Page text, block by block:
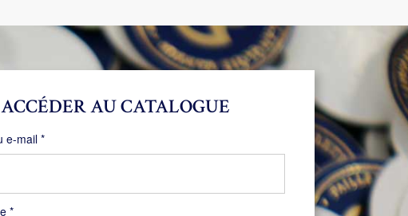
ACCÉDER AU CATALOGUE
e-mail*Obligatoire
*Obligatoire